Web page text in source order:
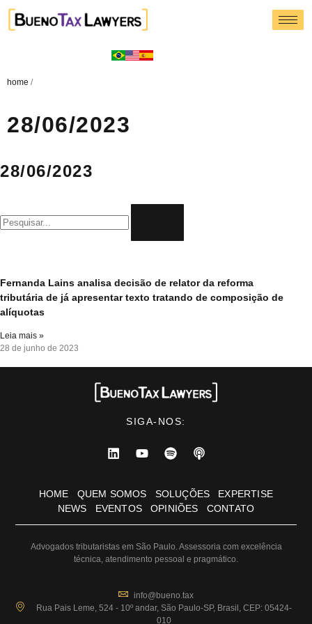
home /
28/06/2023
28/06/2023
Fernanda Lains analisa decisão de relator da reforma
tributária de já apresentar texto tratando de composição de
alíquotas
Leia mais »
28 de junho de 2023
SIGA-NOS:
HOME QUEM SOMOS SOLUÇÕES
EXPERTISE
NEWS
EVENTOS OPINIÕES CONTATO
Advogados tributaristas em São Paulo. Assessoria com excelência
técnica, atendimento pessoal e pragmático.
info@bueno.tax
Rua Pais Leme, 524 - 10º andar, São Paulo-SP, Brasil, CEP: 05424-
010